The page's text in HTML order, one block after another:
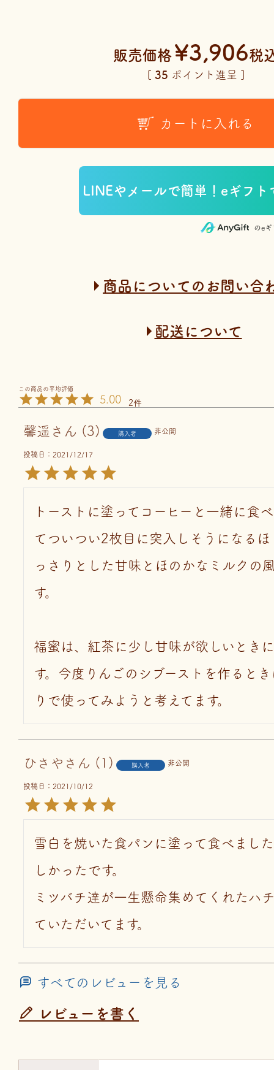
カートに入れる
販売価格 ¥3,906税
[ 35 ポイント進呈 ]
のe
商品についてのお問い合
配送について
5.00 2
馨遥 3 購入者 非公開
投稿日 2021/12/17
トーストに塗ってコーヒーと一緒に食
てついつい2枚目に突入しそうになるほ
っさりとした甘味とほのかなミルクの
す。
福蜜は、紅茶に少し甘味が欲しいとき
す。今度りんごのシブーストを作ると
りで使ってみようと考えてます。
ひさや 1 購入者 非公開
投稿日 2021/10/12
雪白を焼いた食パンに塗って食べまし
しかったです。
ミツバチ達が一生懸命集めてくれたハ
ていただいてます。
すべてのレビューを見る
レビューを書く